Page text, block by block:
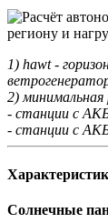
1) hawt -
2)
- станции с
- станции с
Солнечные